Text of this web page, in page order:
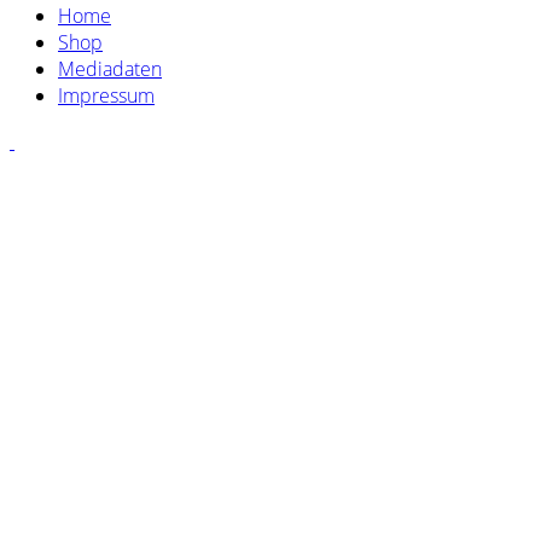
Home
Shop
Mediadaten
Impressum